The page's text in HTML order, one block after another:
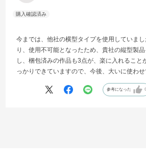
今までは、他社の横型タイプを使用していま
り、使用不可能となったため、貴社の縦型製
し、梱包済みの作品も3点が、楽に入れること
っかりできていますので、今後、大いに使わせ
参考になった 0